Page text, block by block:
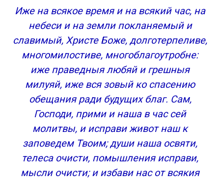
Иже на всякое время и на всякий час, на
небеси и на земли покланяемый и
славимый, Христе Боже, долготерпеливе,
многомилостиве, многоблагоутробне:
иже праведныя любяй и грешныя
милуяй, иже вся зовый ко спасению
обещания ради будущих благ. Сам,
Господи, прими и наша в час сей
молитвы, и исправи живот наш к
заповедем Твоим; души наша освяти,
телеса очисти, помышления исправи,
мысли очисти; и избави нас от всякия